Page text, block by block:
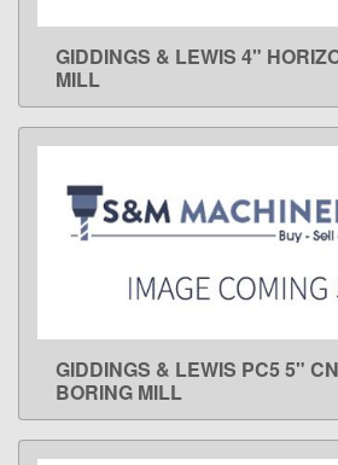
LEARN MORE
GIDDINGS & LEWIS 4"
MILL
LEARN MORE
GIDDINGS & LEWIS PC5 5"
BORING MILL